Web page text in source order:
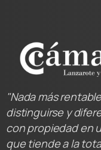
"Nada más
distinguirse y
con propiedad en
que tiende a la